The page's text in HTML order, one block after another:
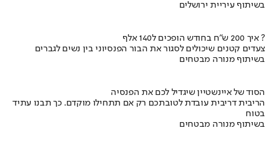
בשיתוף עיריית ירושלים
איך 200 ש"ח בחודש הופכים ל140 אלף ?
צעדים קטנים שיכולים לסגור את הבור הפנסיוני בין נשים לגברים
בשיתוף מנורה מבטחים
הסוד של איינשטיין שיגדיל לכם את הפנסיה
הריבית דריבית עובדת לטובתכם רק אם תתחילו מוקדם. כך תבנו עתיד
בטוח
בשיתוף מנורה מבטחים